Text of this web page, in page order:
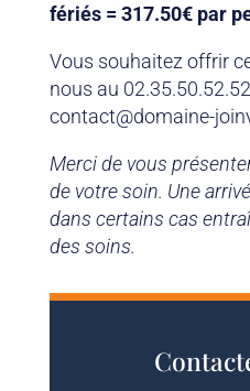
fériés = 317.50€ par
Vous souhaitez offrir
nous au
contact@domaine-
Merci de vous
de votre soin. Une
dans certains cas
des soins.